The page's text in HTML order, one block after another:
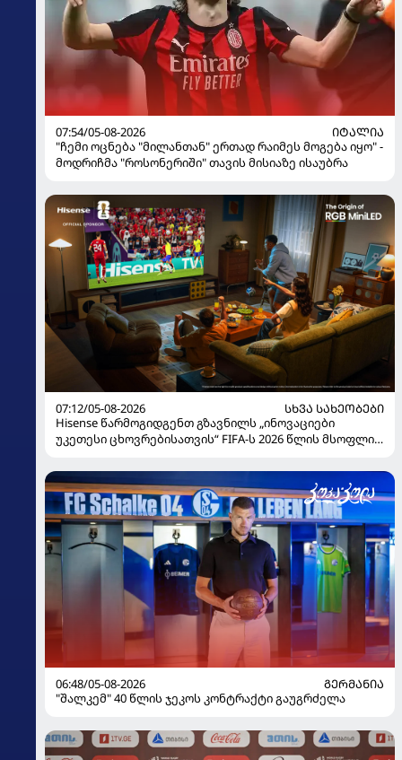
07:54/05-08-2026
ᲘᲢᲐᲚᲘᲐ
"ჩემი ოცნება "მილანთან" ერთად რაიმეს მოგება იყო" -
მოდრიჩმა "როსონერიში" თავის მისიაზე ისაუბრა
07:12/05-08-2026
ᲡᲮᲕᲐ ᲡᲐᲮᲔᲝᲑᲔᲑᲘ
Hisense წარმოგიდგენთ გზავნილს „ინოვაციები
უკეთესი ცხოვრებისათვის“ FIFA-ს 2026 წლის მსოფლიო
06:48/05-08-2026
ᲒᲔᲠᲛᲐᲜᲘᲐ
"შალკემ" 40 წლის ჯეკოს კონტრაქტი გაუგრძელა